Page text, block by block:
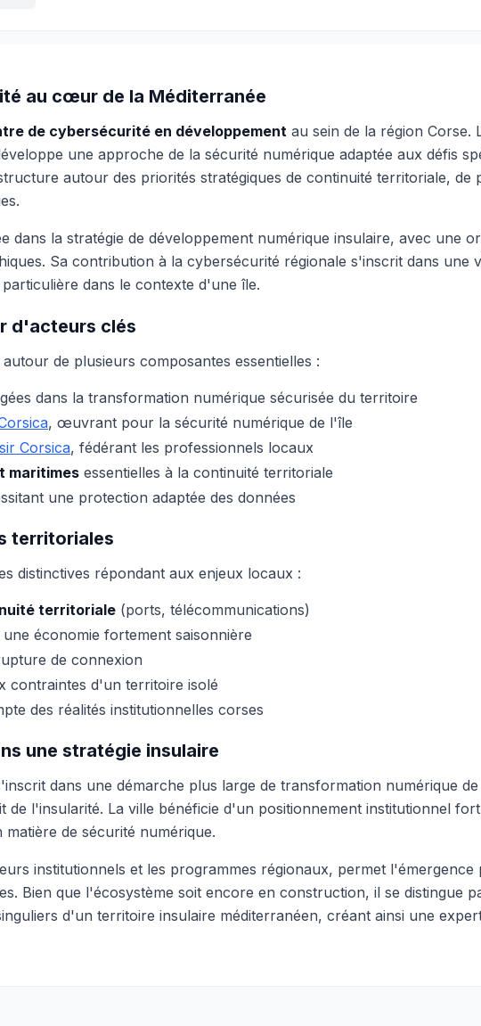
au cœur de la Méditerranée
de cybersécurité en développement au sein de la région Corse.
une approche de la sécurité numérique adaptée aux défis
autour des priorités stratégiques de continuité territoriale,
dans la stratégie de développement numérique insulaire, avec une
Sa contribution à la cybersécurité régionale s'inscrit dans une
dans le contexte d'une île.
d'acteurs clés
de plusieurs composantes essentielles :
dans la transformation numérique sécurisée du territoire
, œuvrant pour la sécurité numérique de l'île
Corsica, fédérant les professionnels locaux
maritimes essentielles à la continuité territoriale
une protection adaptée des données
territoriales
distinctives répondant aux enjeux locaux :
territoriale (ports, télécommunications)
une économie fortement saisonnière
de connexion
contraintes d'un territoire isolé
des réalités institutionnelles corses
une stratégie insulaire
dans une démarche plus large de transformation numérique
de l'insularité. La ville bénéficie d'un positionnement institutionnel
de sécurité numérique.
institutionnels et les programmes régionaux, permet
Bien que l'écosystème soit encore en construction, il se distingue
d'un territoire insulaire méditerranéen, créant ainsi une